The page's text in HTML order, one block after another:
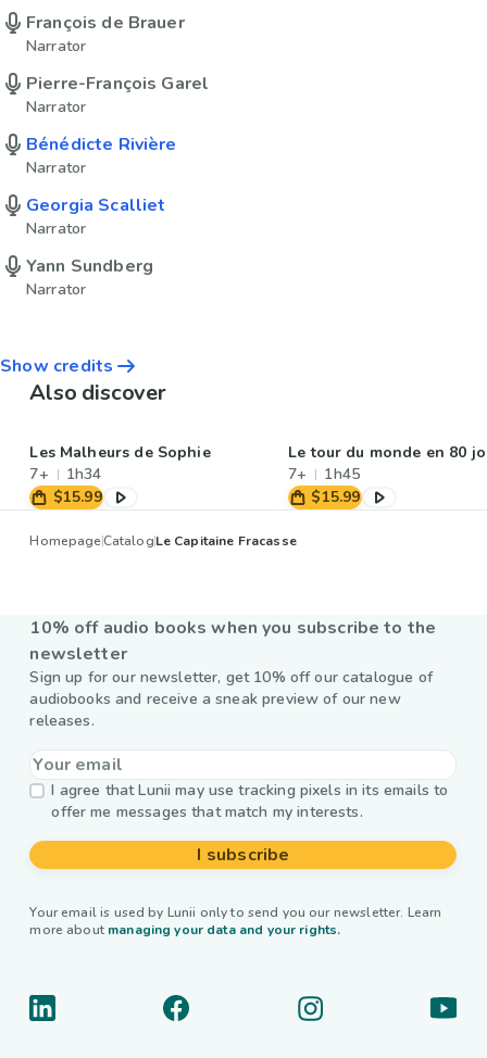
François de Brauer
Narrator
Pierre-François Garel
Narrator
Bénédicte Rivière
Narrator
Georgia Scalliet
Narrator
Yann Sundberg
Narrator
Show credits
Also discover
Les Malheurs de Sophie
7+
1h34
$15.99
Le tour du monde en 80
7+
1h45
$15.99
HomepageCatalogLe Capitaine Fracasse
10% off audio books when you subscribe to the
newsletter
Sign up for our newsletter, get 10% off our catalogue of
audiobooks and receive a sneak preview of our new
releases.
I agree that Lunii may use tracking pixels in its emails to
offer me messages that match my interests.
I subscribe
Your email is used by Lunii only to send you our newsletter. Learn
more about managing your data and your rights.